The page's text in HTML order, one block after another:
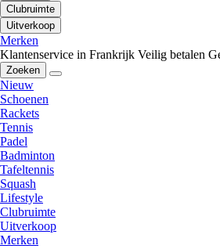
Clubruimte
Uitverkoop
Merken
Klantenservice in Frankrijk Veilig betalen
Zoeken
Nieuw
Schoenen
Rackets
Tennis
Padel
Badminton
Tafeltennis
Squash
Lifestyle
Clubruimte
Uitverkoop
Merken